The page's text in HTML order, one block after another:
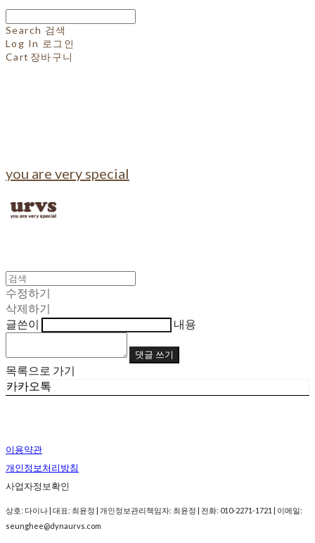
Search 검색
Log In 로그인
Cart 장바구니
you are very special
수정하기
삭제하기
글쓴이
내용
댓글 쓰기
목록으로 가기
카카오톡
이용약관
개인정보처리방침
사업자정보확인
상호: 다이나 | 대표: 최윤정 | 개인정보관리책임자: 최윤정 | 전화: 010-2271-1721 | 이메일:
seunghee@dynaurvs.com